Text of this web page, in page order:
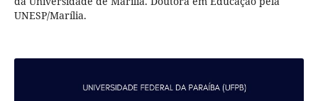
UNESP/Marília.